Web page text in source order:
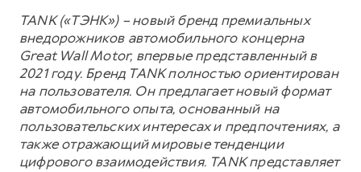
TANK («ТЭНК») – новый бренд премиальных
внедорожников автомобильного концерна
Great Wall Motor, впервые представленный в
2021 году. Бренд TANK полностью ориентирован
на пользователя. Он предлагает новый формат
автомобильного опыта, основанный на
пользовательских интересах и предпочтениях, а
также отражающий мировые тенденции
цифрового взаимодействия. TANK представляет